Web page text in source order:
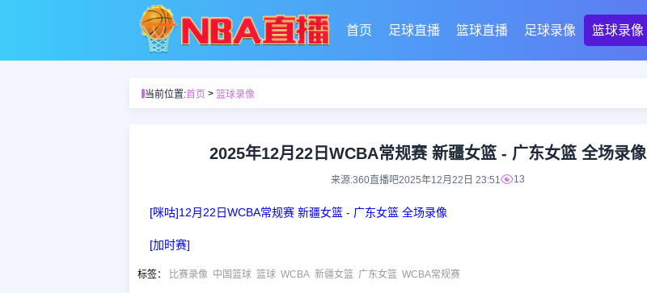
首页 足球直播 篮球直播 足球录像 篮球录像
当前位置:首页 > 篮球录像
2025年12月22日WCBA常规赛 新疆女篮 - 广东女篮 全场录像
来源:360直播吧2025年12月22日 23:51 13
[咪咕]12月22日WCBA常规赛 新疆女篮 - 广东女篮 全场录像
[加时赛]
标签： 比赛录像 中国篮球 篮球 WCBA 新疆女篮 广东女篮 WCBA常规赛